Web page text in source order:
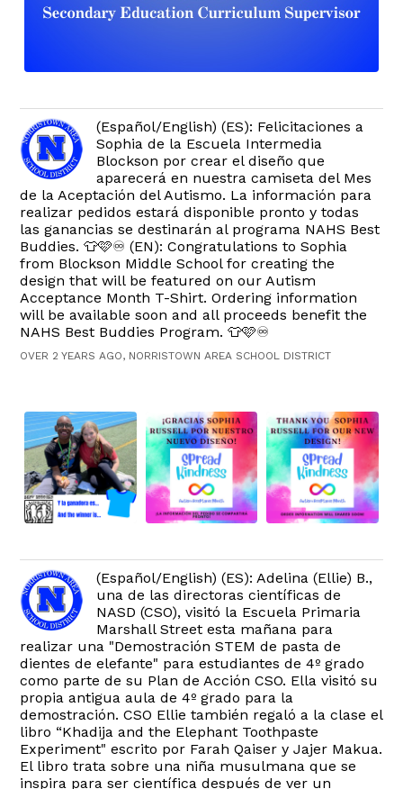
(Español/English) (ES): Felicitaciones a
Sophia de la Escuela Intermedia
Blockson por crear el diseño que
aparecerá en nuestra camiseta del Mes
de la Aceptación del Autismo. La información para
realizar pedidos estará disponible pronto y todas
las ganancias se destinarán al programa NAHS Best
Buddies. 👕🩷♾️ (EN): Congratulations to Sophia
from Blockson Middle School for creating the
design that will be featured on our Autism
Acceptance Month T-Shirt. Ordering information
will be available soon and all proceeds benefit the
NAHS Best Buddies Program. 👕🩷♾️
OVER 2 YEARS AGO, NORRISTOWN AREA SCHOOL DISTRICT
(Español/English) (ES): Adelina (Ellie) B.,
una de las directoras científicas de
NASD (CSO), visitó la Escuela Primaria
Marshall Street esta mañana para
realizar una "Demostración STEM de pasta de
dientes de elefante" para estudiantes de 4º grado
como parte de su Plan de Acción CSO. Ella visitó su
propia antigua aula de 4º grado para la
demostración. CSO Ellie también regaló a la clase el
libro “Khadija and the Elephant Toothpaste
Experiment" escrito por Farah Qaiser y Jajer Makua.
El libro trata sobre una niña musulmana que se
inspira para ser científica después de ver un